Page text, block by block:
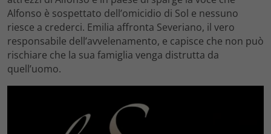
Alfonso è sospettato dell’omicidio di Sol e nessuno
riesce a crederci. Emilia affronta Severiano, il vero
responsabile dell’avvelenamento, e capisce che non può
rischiare che la sua famiglia venga distrutta da
quell’uomo.